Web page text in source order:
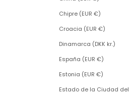
Chipre (EUR €)
Croacia (EUR €)
Dinamarca (DKK kr.)
España (EUR €)
Estonia (EUR €)
Estado de la Ciudad